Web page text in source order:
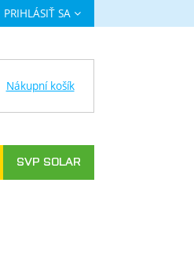
SVP SOLAR
PRIHLÁSIŤ SA
Nákupní košík